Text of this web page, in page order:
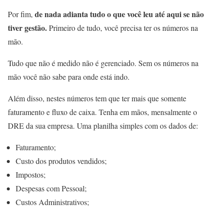
Por fim, de nada adianta tudo o que você leu até aqui se não
tiver gestão.Primeiro de tudo, você precisa ter os números na
mão.
Tudo que não é medido não é gerenciado. Sem os números na
mão você não sabe para onde está indo.
Além disso, nestes números tem que ter mais que somente
faturamento e fluxo de caixa. Tenha em mãos, mensalmente o
DRE da sua empresa. Uma planilha simples com os dados de:
Faturamento;
Custo dos produtos vendidos;
Impostos;
Despesas com Pessoal;
Custos Administrativos;